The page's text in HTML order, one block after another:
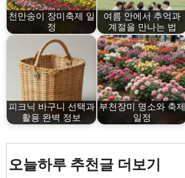
천만송이 장미축제 일
정
여름 안에서 추억과
계절을 만나는 법
피크닉 바구니 선택과
활용 완벽 정보
부천장미 명소와 축제
일정
오늘하루 추천글 더보기